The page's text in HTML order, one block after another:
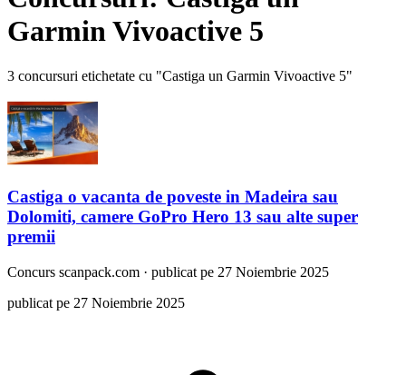
Garmin Vivoactive 5
3 concursuri etichetate cu "Castiga un Garmin Vivoactive 5"
Castiga o vacanta de poveste in Madeira sau
Dolomiti, camere GoPro Hero 13 sau alte super
premii
Concurs scanpack.com · publicat pe 27 Noiembrie 2025
publicat pe 27 Noiembrie 2025